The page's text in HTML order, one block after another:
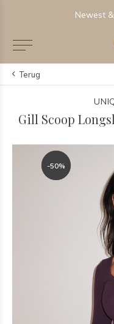
Newest
Terug
Gill Scoop
-50%
-50%